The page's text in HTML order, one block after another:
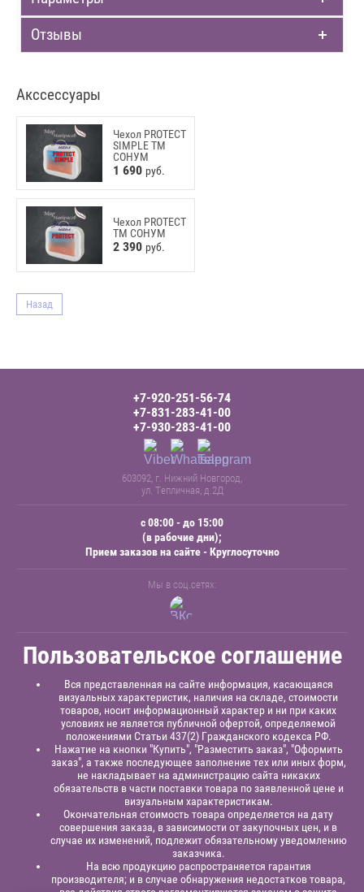
Отзывы
Акссессуары
Чехол PROTECT
SIMPLE ТМ
СОНУМ
1 690 руб.
Чехол PROTECT
ТМ СОНУМ
2 390 руб.
Назад
с 08:00 - до 15:00
(в рабочие дни);
Прием заказов на сайте - Круглосуточно
+7-920-251-56-74
+7-831-283-41-00
+7-930-283-41-00
603092, г. Нижний Новгород,
ул. Тепличная, д.2Д
Мы в соц.сетях:
Пользовательское соглашение
Вся представленная на сайте информация, касающаяся
визуальных характеристик, наличия на складе, стоимости
товаров, носит информационный характер и ни при каких
условиях не является публичной офертой, определяемой
положениями Статьи 437(2) Гражданского кодекса РФ.
Нажатие на кнопки "Купить", "Разместить заказ", "Оформить
заказ", а также последующее заполнение тех или иных форм,
не накладывает на администрацию сайта никаких
обязательств в части поставки товара по заявленной цене и
визуальным характеристикам.
Окончательная стоимость товара определяется на дату
совершения заказа, в зависимости от закупочных цен, и в
случае их изменений, подлежит обязательному уведомлению
заказчика.
На всю продукцию распространяется гарантия
производителя; и в случае обнаружения недостатков товара,